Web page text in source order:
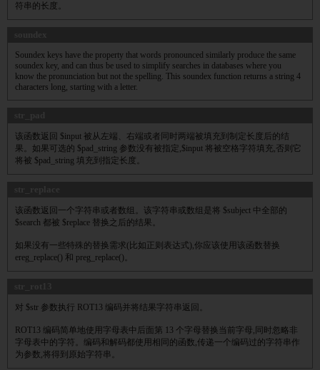
符串的长度。
Soundex keys have the property that words pronounced similarly produce the same
soundex key, and can thus be used to simplify searches in databases where you
know the pronunciation but not the spelling. This soundex function returns a string 4
characters long, starting with a letter.
该函数返回 $input 被从左端、右端或者同时两端被填充到制定长度后的结
果。如果可选的 $pad_string 参数没有被指定,$input 将被空格字符填充,否则它
将被 $pad_string 填充到指定长度。
该函数返回一个字符串或者数组。该字符串或数组是将 $subject 中全部的
$search 都被 $replace 替换之后的结果。
如果没有一些特殊的替换需求(比如正则表达式),你应该使用该函数替换
ereg_replace() 和 preg_replace()。
对 $str 参数执行 ROT13 编码并将结果字符串返回。
ROT13 编码简单地使用字母表中后面第 13 个字母替换当前字母,同时忽略非
字母表中的字符。编码和解码都使用相同的函数,传递一个编码过的字符串作
为参数,将得到原始字符串。